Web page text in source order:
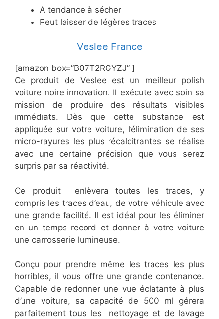
​A tendance à sécher
​Peut laisser de légères traces
​Veslee France
[amazon box=”​B07T2RGYZJ” ]
Ce produit de Veslee est un meilleur polish
voiture noire innovation. Il exécute avec soin sa
mission de produire des résultats visibles
immédiats. Dès que cette substance est
appliquée sur votre voiture, l’élimination de ses
micro-rayures les plus récalcitrantes se réalise
avec une certaine précision que vous serez
surpris par sa réactivité.
Ce produit enlèvera toutes les traces, y
compris les traces d’eau, de votre véhicule avec
une grande facilité. Il est idéal pour les éliminer
en un temps record et donner à votre voiture
une carrosserie lumineuse.
Conçu pour prendre même les traces les plus
horribles, il vous offre une grande contenance.
Capable de redonner une vue éclatante à plus
d’une voiture, sa capacité de 500 ml gérera
parfaitement tous les nettoyage et de lavage